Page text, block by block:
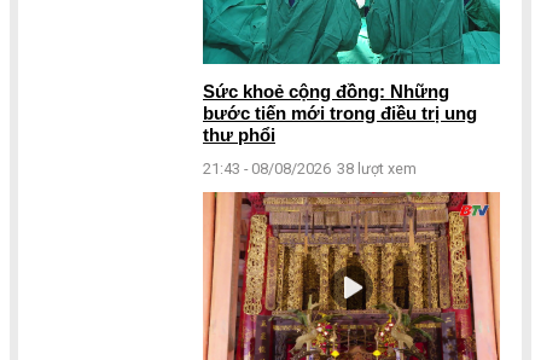
Sức khoẻ cộng đồng: Những
bước tiến mới trong điều trị ung
thư phổi
21:43 - 08/08/2026 38 lượt xem